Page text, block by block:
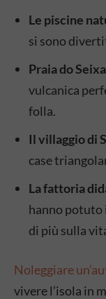
Le piscine
si sono
Praia do
vulcanica
folla.
Il villaggio di
case
La fattoria
hanno potuto
di più sulla
Noleggiare
vivere l’isola in